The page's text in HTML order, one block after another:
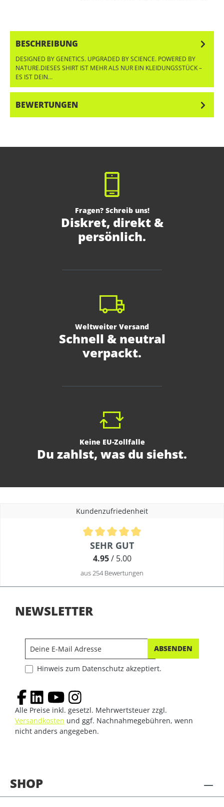
BESCHREIBUNG
DESIGNED BY GENETICS. UPGRADED BY SCIENCE. POWERED BY
NATURE.DIESES SHIRT IST MEHR ALS NUR EIN KLEIDUNGSSTÜCK –
ES IST DEIN…
BEWERTUNGEN
Fragen? Schreib uns!
Diskret, direkt &
persönlich.
Weltweiter Versand
Schnell & neutral
verpackt.
Keine EU-Zollfalle
Du zahlst, was du siehst.
Kundenzufriedenheit
Durchschnittliche Bewertung von 4.9 von 5 Sternen
SEHR GUT
4.95/ 5.00
aus 254 Bewertungen
SHOP
NEWSLETTER
ABSENDEN
Hinweis zum Datenschutz akzeptiert.
Alle Preise inkl. gesetzl. Mehrwertsteuer zzgl.
Versandkosten und ggf. Nachnahmegebühren, wenn
nicht anders angegeben.